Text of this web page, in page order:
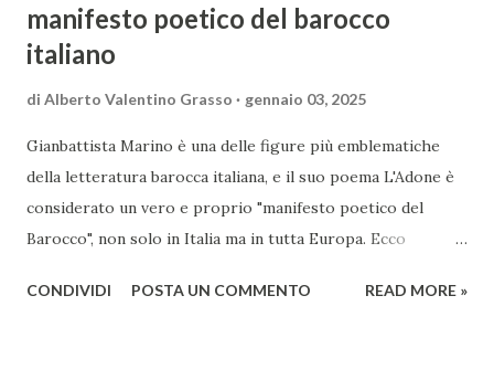
manifesto poetico del barocco
italiano
di Alberto Valentino Grasso gennaio 03, 2025
Gianbattista Marino è una delle figure più emblematiche
della letteratura barocca italiana, e il suo poema L'Adone è
considerato un vero e proprio "manifesto poetico del
Barocco", non solo in Italia ma in tutta Europa. Ecco
rendono un'opera fondamentale per il periodo. Marino fu
CONDIVIDI POSTA UN COMMENTO READ MORE »